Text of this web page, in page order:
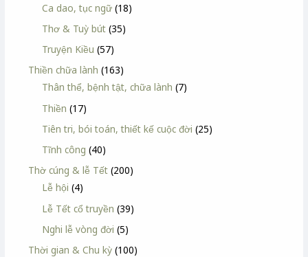
Ca dao, tục ngữ (18)
Thơ & Tuỳ bút (35)
Truyện Kiều (57)
Thiền chữa lành (163)
Thân thể, bệnh tật, chữa lành (7)
Thiền (17)
Tiên tri, bói toán, thiết kế cuộc đời (25)
Tĩnh công (40)
Thờ cúng & lễ Tết (200)
Lễ hội (4)
Lễ Tết cổ truyền (39)
Nghi lễ vòng đời (5)
Thời gian & Chu kỳ (100)